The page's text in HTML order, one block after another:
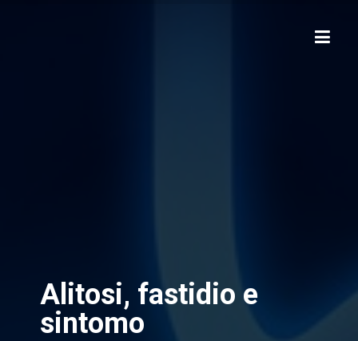
Alitosi, fastidio e
sintomo